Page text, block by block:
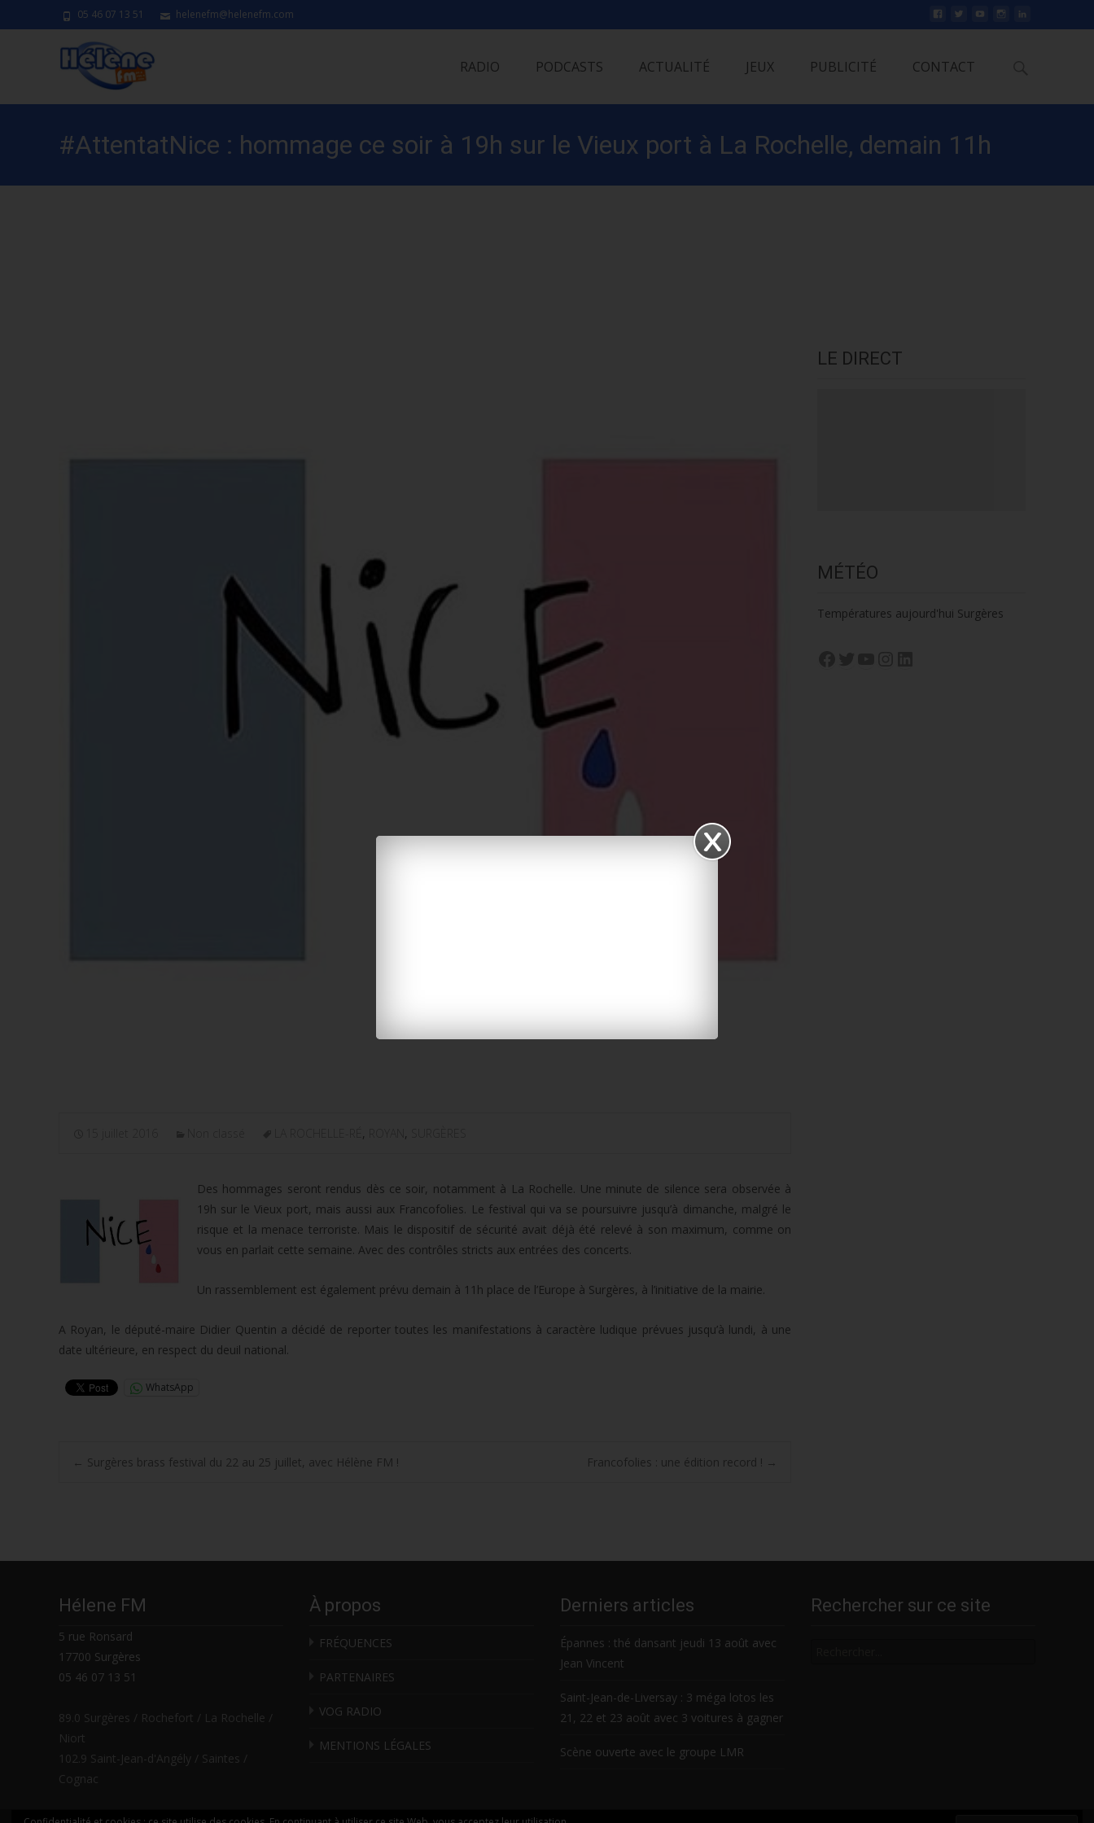
05 46 07 13 51 helenefm@helenefm.com
RADIO PODCASTS ACTUALITÉ JEUX PUBLICITÉ CONTACT
#AttentatNice : hommage ce soir à 19h sur le Vieux port à La Rochelle, demain 11h
, ,
Des hommages seront rendus dès ce soir, notamment à La Rochelle. Une minute de silence sera observée à
19h sur le Vieux port, mais aussi aux Francofolies. Le festival qui va se poursuivre jusqu’à dimanche, malgré le
risque et la menace terroriste. Mais le dispositif de sécurité avait déjà été relevé à son maximum, comme on
vous en parlait cette semaine. Avec des contrôles stricts aux entrées des concerts.
Un rassemblement est également prévu demain à 11h place de l’Europe à Surgères, à l’initiative de la mairie.
A Royan, le député-maire Didier Quentin a décidé de reporter toutes les manifestations à caractère ludique prévues jusqu’à lundi, à une
date ultérieure, en respect du deuil national.
WhatsApp
Post
← Surgères brass festival du 22 au 25 juillet, avec Hélène FM ! Francofolies : une édition record ! →
LE DIRECT
MÉTÉO
Températures aujourd'hui Surgères
Hélene FM
5 rue Ronsard
17700 Surgères
05 46 07 13 51
89.0 Surgères / Rochefort / La Rochelle /
Niort
102.9 Saint-Jean-d'Angély / Saintes /
Cognac
À propos
FRÉQUENCES
PARTENAIRES
VOG RADIO
MENTIONS LÉGALES
Derniers articles
Épannes : thé dansant jeudi 13 août avec
Jean Vincent
Saint-Jean-de-Liversay : 3 méga lotos les
21, 22 et 23 août avec 3 voitures à gagner
Scène ouverte avec le groupe LMR
Rechercher sur ce site